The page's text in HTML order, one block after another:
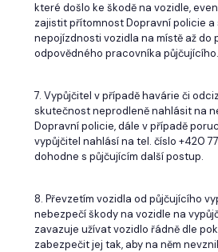
které došlo ke škodě na vozidle,
zajistit přítomnost Dopravní policie
nepojízdnosti vozidla na místě až do
odpovědného pracovníka půjčujícího.
7. Vypůjčitel v případě havárie či
skutečnost neprodleně nahlásit na
Dopravní policie, dále v případě
vypůjčitel nahlásí na tel. číslo +420
dohodne s půjčujícím další postup.
8. Převzetím vozidla od půjčujícího
nebezpečí škody na vozidle na
zavazuje užívat vozidlo řádně dle
zabezpečit jej tak, aby na něm